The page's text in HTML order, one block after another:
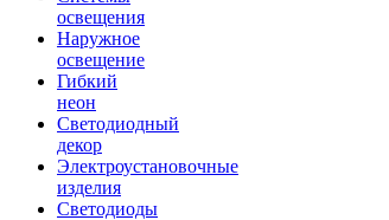
освещения
Наружное
освещение
Гибкий
неон
Светодиодный
декор
Электроустановочные
изделия
Светодиоды